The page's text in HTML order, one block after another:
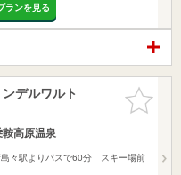
ランを見る
お気に入
りに追加
デルワルト
高原温泉
々駅よりバスで60分 スキー場前